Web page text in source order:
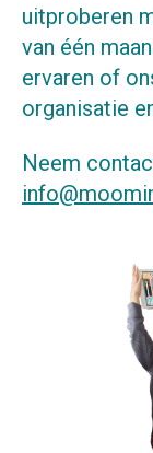
uitproberen
van één
ervaren of
organisatie
Neem